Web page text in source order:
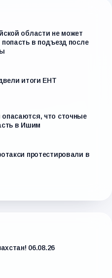
области не может
в подъезд после
итоги ЕНТ
что сточные
в Ишим
протестировали в
06.08.26